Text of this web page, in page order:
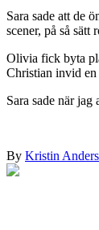
Sara sade att de
scener, på så
Olivia fick byta
Christian invid en
Sara sade när
By Kristin